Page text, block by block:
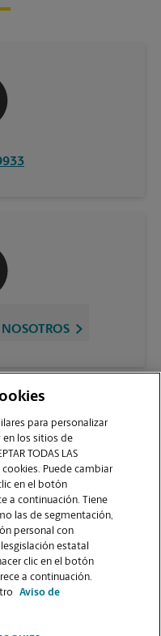
TIENDA
para personalizar
en los sitios de
TODAS LAS
cookies. Puede cambiar
en el botón
a continuación. Tiene
las de segmentación,
personal con
estatal
clic en el botón
a continuación.
Aviso de